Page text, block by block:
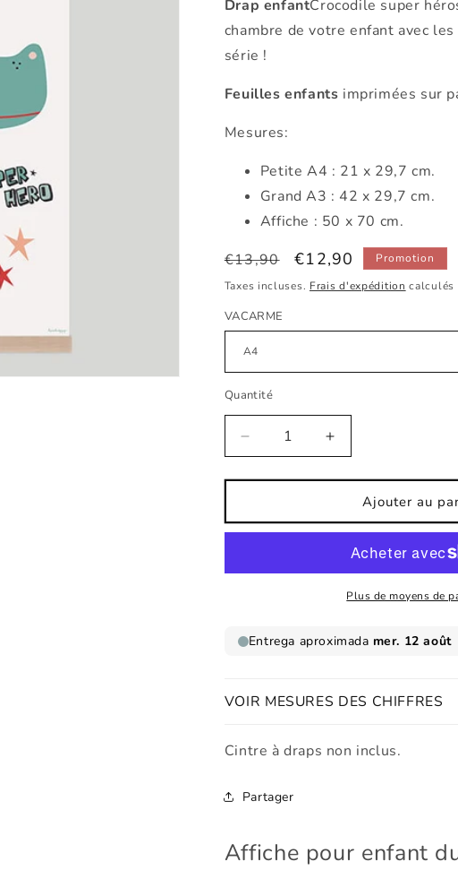
Drap enfantCrocodile super
chambre de votre enfant avec
série !
Feuilles enfants imprimées sur
Mesures:
Petite A4 : 21 x 29,7 cm.
Grand A3 : 42 x 29,7 cm.
Affiche : 50 x 70 cm.
Prix
habituel
€13,90
Prix
promotionnel
€12,90
Promotion
Taxes incluses. Frais d'expédition calculés
VACARME
Quantité
Réduire
la
quantité
Affiche
pour
Crocodile
Augmenter
la
quantité
Affiche
pour
enfant
Crocodile
Super
Ajouter au
Plus de moyens de
VOIR MESURES DES CHIFFRES
Cintre à draps non inclus.
Partager
Affiche pour enfant